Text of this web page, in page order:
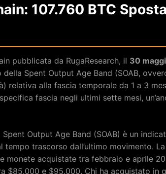
107.760 BTC
pubblicata da RugaResearch, il 30
della Spent Output Age Band (SOAB,
relativa alla fascia temporale da 1 a 3
fascia negli ultimi sette mesi,
Output Age Band (SOAB) è un
tempo trascorso dall’ultimo movimento.
monete acquistate tra febbraio e aprile
$85.000 e $95.000. Chi ha acquistato in